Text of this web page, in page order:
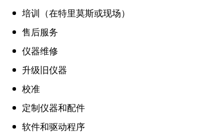
培训（在特里莫斯或现场）
售后服务
仪器维修
升级旧仪器
校准
定制仪器和配件
软件和驱动程序